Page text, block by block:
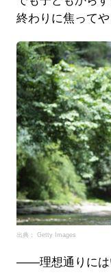
終わりに焦って
出典： Getty Images
――理想通りには